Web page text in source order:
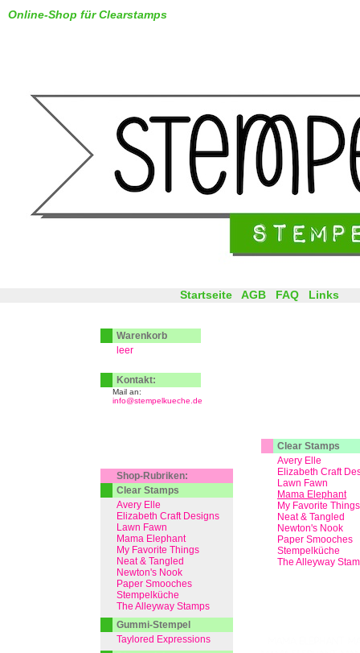
Online-Shop für Clearstamps
Clear Stamps
Avery Elle
Elizabeth Craft
Lawn Fawn
Mama Elephant
My Favorite Things
Neat & Tangled
Newton's Nook
Paper Smooches
Stempelküche
The Alleyway
Startseite AGB FAQ Links
Warenkorb
leer
Kontakt:
Mail an:
info@stempelkueche.de
Shop-Rubriken:
Clear Stamps
Avery Elle
Elizabeth Craft Designs
Lawn Fawn
Mama Elephant
My Favorite Things
Neat & Tangled
Newton's Nook
Paper Smooches
Stempelküche
The Alleyway Stamps
Gummi-Stempel
Taylored Expressions